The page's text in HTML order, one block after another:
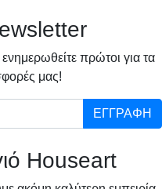
πρώτοι για τα
μας!
ΕΓΓΡΑΦΗ
Houseart